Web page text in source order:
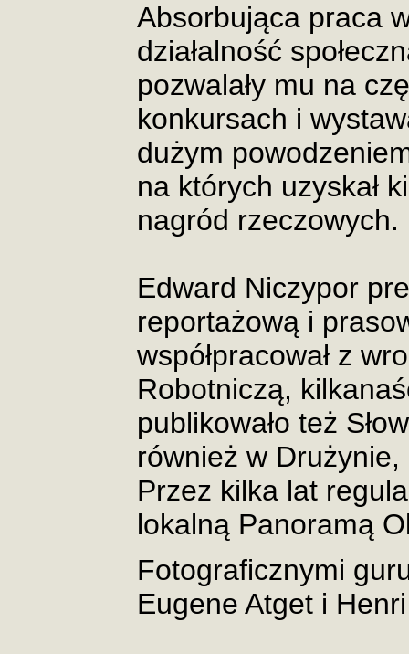
Absorbująca praca
działalność
pozwalały mu na
konkursach i
dużym
na których uzyskał
nagród rzeczowych.
Edward Niczypor
reportażową i
współpracował z
Robotniczą,
publikowało też
również w
Przez kilka lat
lokalną Panoramą
Fotograficznymi
Eugene Atget i